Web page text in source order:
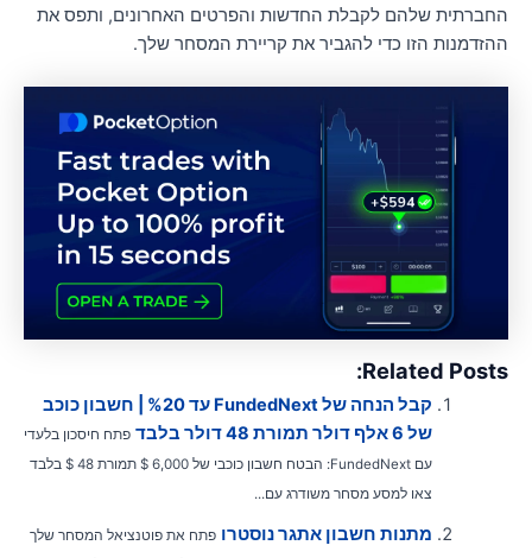
שלהם לקבלת החדשות והפרטים האחרונים, ותפס את
הזו כדי להגביר את קריירת המסחר שלך.
Related
קבל הנחה של FundedNext עד %20 | חשבון כוכב
פתח חיסכון בלעדי
עם FundedNext: הבטח חשבון כוכבי של 6,000 $ תמורת 48 $ בלבד
צאו למסע מסחר משודרג עם...
מתנות חשבון אתגר נוסטרו פתח את פוטנציאל המסחר שלך